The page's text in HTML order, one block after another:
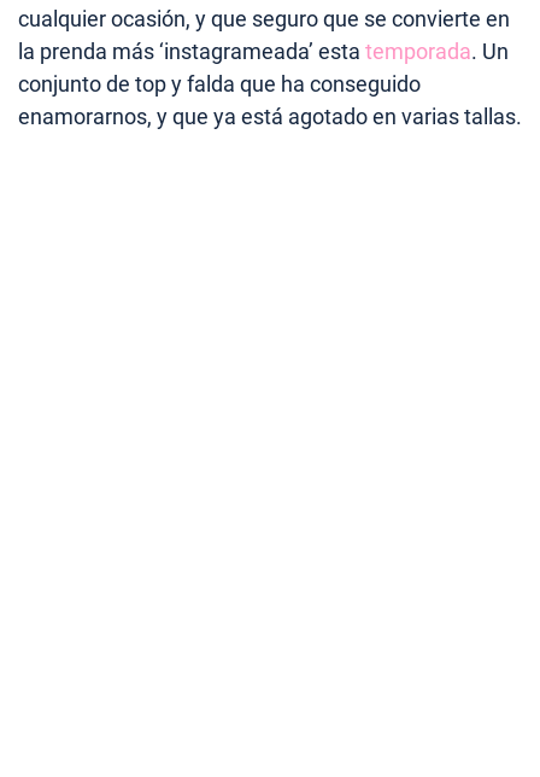
cualquier ocasión, y que seguro que se convierte en
la prenda más ‘instagrameada’ esta temporada. Un
conjunto de top y falda que ha conseguido
enamorarnos, y que ya está agotado en varias tallas.